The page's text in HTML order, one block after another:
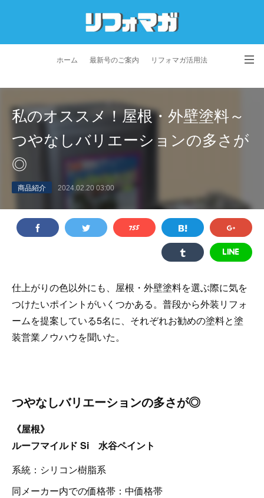
ホーム 最新号のご案内 リフォマガ活用法
プライバシーポリシー 利用規約 会社概要
私のオススメ！屋根・外壁塗料～
つやなしバリエーションの多さが
◎
商品紹介 2024.02.20 03:00
仕上がりの色以外にも、屋根・外壁塗料を選ぶ際に気を
つけたいポイントがいくつかある。普段から外装リフォ
ームを提案している5名に、それぞれお勧めの塗料と塗
装営業ノウハウを聞いた。
つやなしバリエーションの多さが◎
《屋根》
ルーフマイルド Si 水谷ペイント
系統：シリコン樹脂系
同メーカー内での価格帯：中価格帯